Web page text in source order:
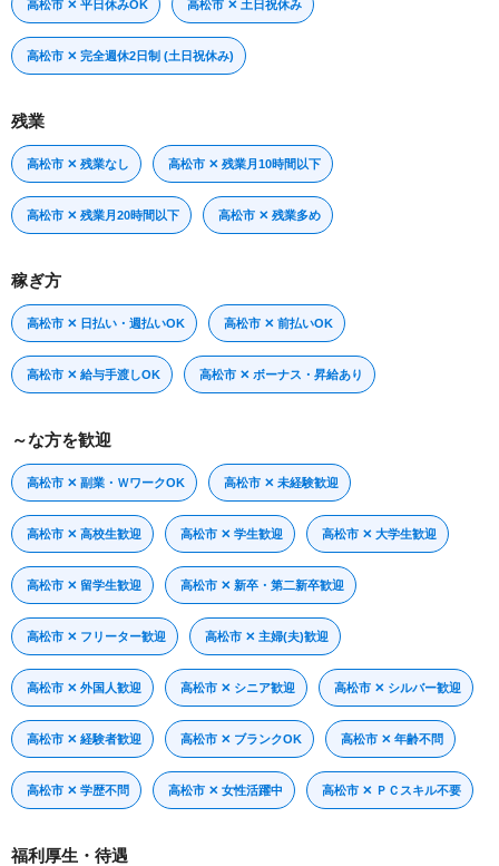
高松市 ✕ 平日休みOK 高松市 ✕ 土日祝休み
高松市 ✕ 完全週休2日制 (土日祝休み)
残業
高松市 ✕ 残業なし 高松市 ✕ 残業月10時間以下
高松市 ✕ 残業月20時間以下 高松市 ✕ 残業多め
稼ぎ方
高松市 ✕ 日払い・週払いOK 高松市 ✕ 前払いOK
高松市 ✕ 給与手渡しOK 高松市 ✕ ボーナス・昇給あり
～な方を歓迎
高松市 ✕ 副業・ＷワークOK 高松市 ✕ 未経験歓迎
高松市 ✕ 高校生歓迎 高松市 ✕ 学生歓迎 高松市 ✕ 大学生歓迎
高松市 ✕ 留学生歓迎 高松市 ✕ 新卒・第二新卒歓迎
高松市 ✕ フリーター歓迎 高松市 ✕ 主婦(夫)歓迎
高松市 ✕ 外国人歓迎 高松市 ✕ シニア歓迎 高松市 ✕ シルバー歓迎
高松市 ✕ 経験者歓迎 高松市 ✕ ブランクOK 高松市 ✕ 年齢不問
高松市 ✕ 学歴不問 高松市 ✕ 女性活躍中 高松市 ✕ ＰＣスキル不要
福利厚生・待遇